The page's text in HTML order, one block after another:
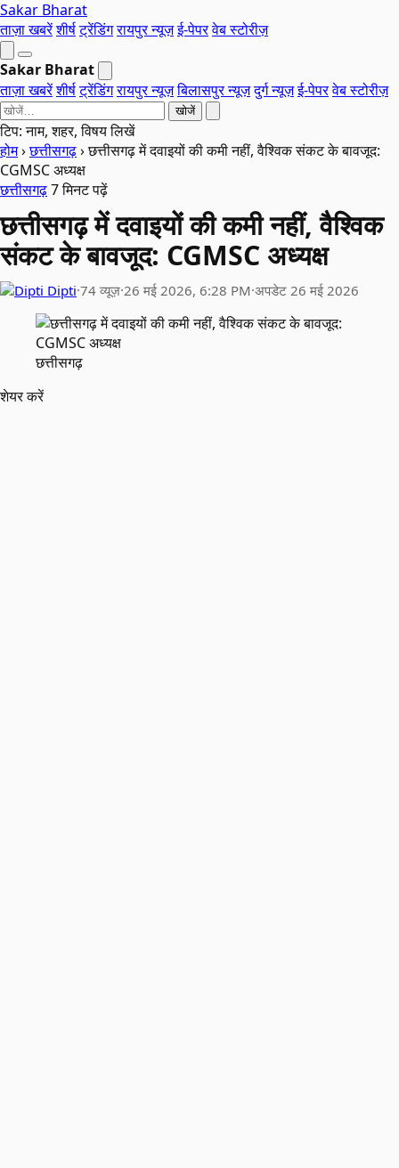
Sakar Bharat
ताज़ा खबरेंशीर्षट्रेंडिंगरायपुर न्यूज़ई-पेपरवेब स्टोरीज़
Sakar Bharat
ताज़ा खबरेंशीर्षट्रेंडिंगरायपुर न्यूज़बिलासपुर न्यूज़दुर्ग न्यूज़ई-पेपरवेब स्टोरीज़
खोजें
टिप: नाम, शहर, विषय लिखें
होम›छत्तीसगढ़›छत्तीसगढ़ में दवाइयों की कमी नहीं, वैश्विक संकट के बावजूद:
CGMSC अध्यक्ष
छत्तीसगढ़7 मिनट पढ़ें
छत्तीसगढ़ में दवाइयों की कमी नहीं, वैश्विक
संकट के बावजूद: CGMSC अध्यक्ष
Dipti·74 व्यूज़·26 मई 2026, 6:28 PM·अपडेट 26 मई 2026
छत्तीसगढ़
शेयर करें